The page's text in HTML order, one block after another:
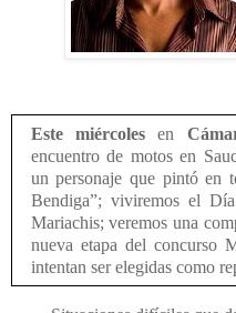
Este miércolesen
encuentro de motos en
un personaje que pintó en
Bendiga”; viviremos el
Mariachis; veremos una
nueva etapa del concurso
intentan ser elegidas como